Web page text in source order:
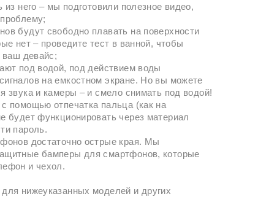
из него – мы подготовили полезное видео,
будут свободно плавать на поверхности
нет – проведите тест в ванной, чтобы
ваш девайс;
под водой, под действием воды
на емкостном экране. Но вы можете
звука и камеры – и смело снимать под водой!
помощью отпечатка пальца (как на
будет функционировать через материал
пароль.
достаточно острые края. Мы
бамперы для смартфонов, которые
и чехол.
нижеуказанных моделей и других